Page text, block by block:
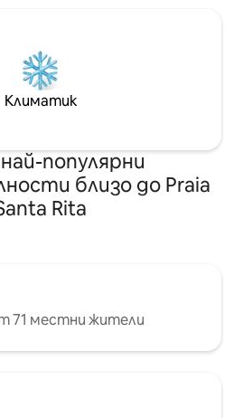
в Прая да
Климатик
популярни
близо до Praia
Rita
71 местни жители